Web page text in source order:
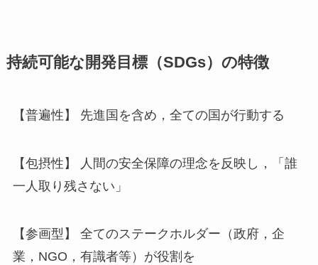
持続可能な開発目標（SDGs）の特徴
【普遍性】 先進国を含め，全ての国が行動する
【包摂性】 人間の安全保障の理念を反映し，「誰
一人取り残さない」
【参画型】 全てのステークホルダー（政府，企
業，NGO，有識者等）が役割を